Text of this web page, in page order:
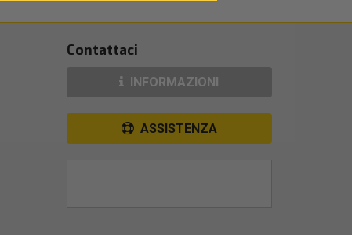
Contattaci
INFORMAZIONI
ASSISTENZA